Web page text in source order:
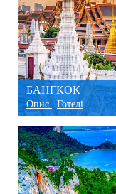
БАНГКОК
Опис | Готелі